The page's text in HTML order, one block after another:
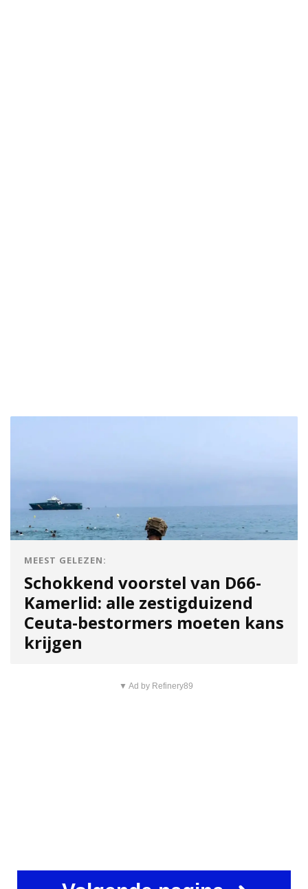
MEEST GELEZEN:
Schokkend voorstel van D66-
Kamerlid: alle zestigduizend
Ceuta-bestormers moeten kans
krijgen
▼ Ad by Refinery89